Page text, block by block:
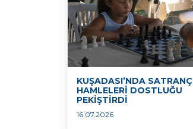
KUŞADASI’NDA SATRANÇ
HAMLELERİ DOSTLUĞU
PEKİŞTİRDİ
16.07.2026